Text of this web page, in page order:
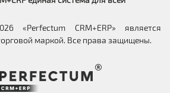
«Perfectum CRM+ERP» является
маркой. Все права защищены.